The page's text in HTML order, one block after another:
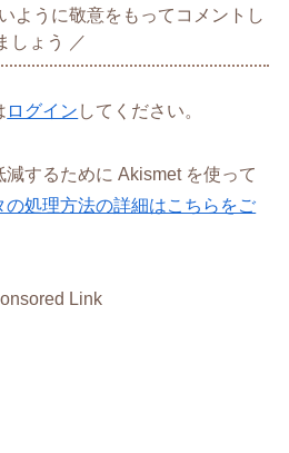
ように敬意をもってコメントし
しょう
ログイン してください。
するために Akismet を使って
の処理方法の詳細はこちらをご
Link